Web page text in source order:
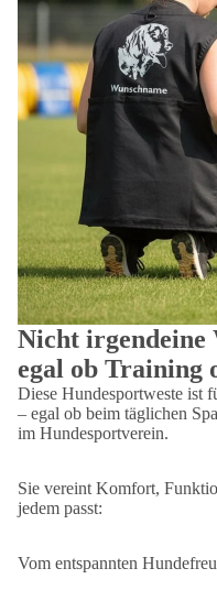
Nicht irgendeine
egal ob Training
Diese Hundesportweste ist
– egal ob beim täglichen
im Hundesportverein.
Sie vereint Komfort,
jedem passt:
Vom entspannten